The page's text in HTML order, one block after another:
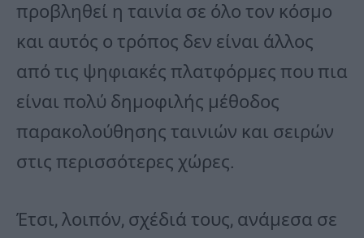
προβληθεί η ταινία σε όλο τον κόσμο
και αυτός ο τρόπος δεν είναι άλλος
από τις ψηφιακές πλατφόρμες που πια
είναι πολύ δημοφιλής μέθοδος
παρακολούθησης ταινιών και σειρών
στις περισσότερες χώρες.
Έτσι, λοιπόν, σχέδιά τους, ανάμεσα σε